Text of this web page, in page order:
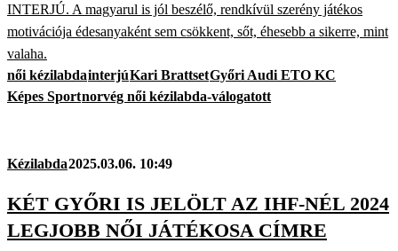
INTERJÚ. A magyarul is jól beszélő, rendkívül szerény játékos
motivációja édesanyaként sem csökkent, sőt, éhesebb a sikerre, mint
valaha.
női kézilabdainterjúKari BrattsetGyőri Audi ETO KC
Képes Sportnorvég női kézilabda-válogatott
Kézilabda2025.03.06. 10:49
KÉT GYŐRI IS JELÖLT AZ IHF-NÉL 2024
LEGJOBB NŐI JÁTÉKOSA CÍMRE